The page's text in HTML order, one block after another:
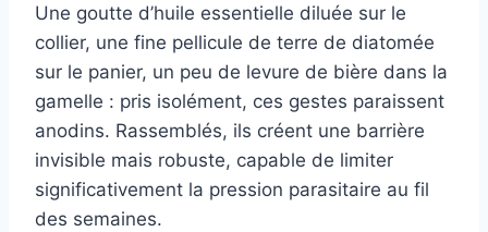
Une goutte d’huile essentielle diluée sur le
collier, une fine pellicule de terre de diatomée
sur le panier, un peu de levure de bière dans la
gamelle : pris isolément, ces gestes paraissent
anodins. Rassemblés, ils créent une barrière
invisible mais robuste, capable de limiter
significativement la pression parasitaire au fil
des semaines.